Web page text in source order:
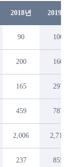
2018년 2019년
90 100
200 160
165 297
459 787
2,006 2,713
237 855